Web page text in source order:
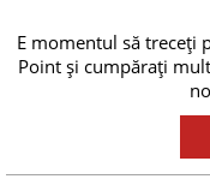
E momentul să treceți
Point și cumpărați